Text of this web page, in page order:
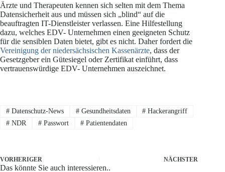
Ärzte und Therapeuten kennen sich selten mit dem Thema
Datensicherheit aus und müssen sich „blind“ auf die
beauftragten IT-Dienstleister verlassen. Eine Hilfestellung
dazu, welches EDV- Unternehmen einen geeigneten Schutz
für die sensiblen Daten bietet, gibt es nicht. Daher fordert die
Vereinigung der niedersächsischen Kassenärzte, dass der
Gesetzgeber ein Gütesiegel oder Zertifikat einführt, dass
vertrauenswürdige EDV- Unternehmen auszeichnet.
#Datenschutz-News #Gesundheitsdaten # Hackerangriff
#NDR #Passwort # Patientendaten
VORHERIGER NÄCHSTER
Das könnte Sie auch interessieren..